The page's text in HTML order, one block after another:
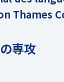
Thames
専攻